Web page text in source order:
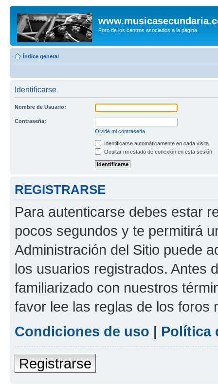
Foro de los centros asociados a la página.
Índice general
Identificarse
Nombre de Usuario:
Contraseña:
Olvidé mi contraseña
Identificarse automáticamente en cada visita
Ocultar mi estado de conexión en esta sesión
REGISTRARSE
Para autenticarse debes estar
pocos segundos y te permitirá
Administración del Sitio puede
los usuarios registrados. Antes
familiarizado con nuestros
favor lee las reglas de los foros
Condiciones de uso | Política
Registrarse